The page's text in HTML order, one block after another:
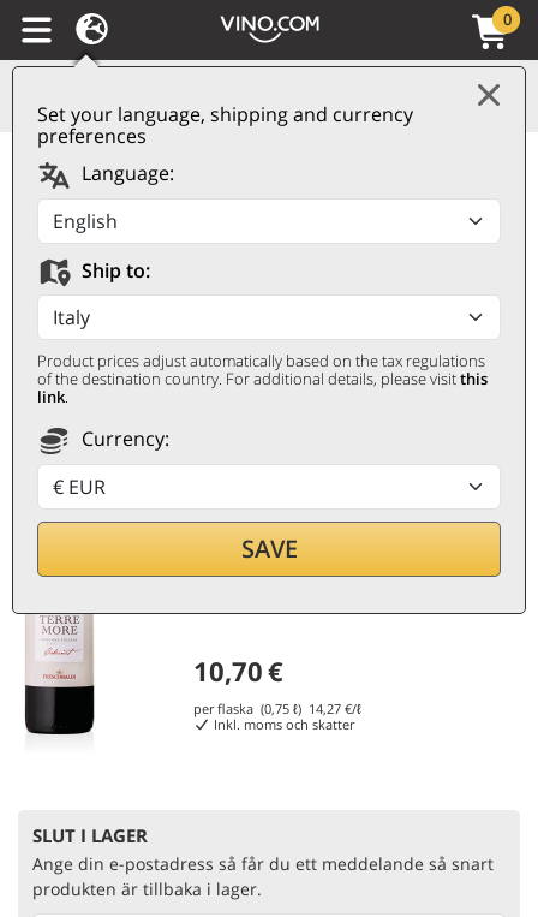
Set your language, shipping and currency
preferences
Language:
Ship to:
Product prices adjust automatically based on the tax regulations
of the destination country. For additional details, please visitthis
link.
Currency:
SAVE
0
Maremma Toscana
DOC Tenuta
Ammiraglia Terre More
Cabernet 2023
Frescobaldi
FRESCOBALDI
0,75 ℓ
10,70€
per flaska (0,75 ℓ) 14,27 €/ℓ
Inkl. moms och skatter
SLUT I LAGER
Ange din e-postadress så får du ett meddelande så snart
produkten är tillbaka i lager.